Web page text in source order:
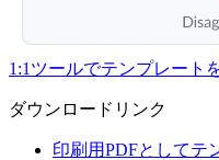
1:1ツールでテンプレート
ダウンロードリンク
印刷用PDFとしてテ